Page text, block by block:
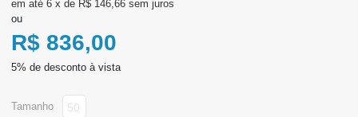
6 x de R$ 146,66 sem juros
ou
R$ 836,00
tamanho 50